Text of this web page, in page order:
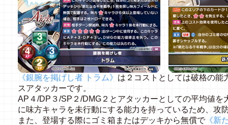
《銀腕を掲げし者 トラム》 は２コストとしては破格の能
スアタッカーです。
AP４/DP３/SP２/DMG２とアタッカーとしての平均値
に味方キャラを未行動にする能力を持っているため、攻
また、登場する際にゴミ箱またはデッキから無償で《新